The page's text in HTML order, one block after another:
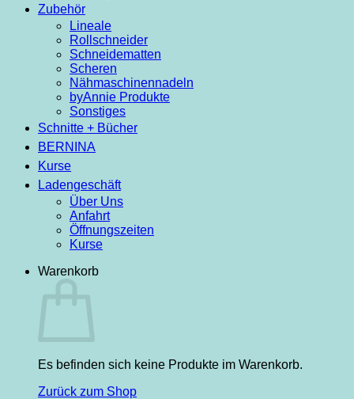
Zubehör
Lineale
Rollschneider
Schneidematten
Scheren
Nähmaschinennadeln
byAnnie Produkte
Sonstiges
Schnitte + Bücher
BERNINA
Kurse
Ladengeschäft
Über Uns
Anfahrt
Öffnungszeiten
Kurse
Warenkorb
Es befinden sich keine Produkte im Warenkorb.
Zurück zum Shop